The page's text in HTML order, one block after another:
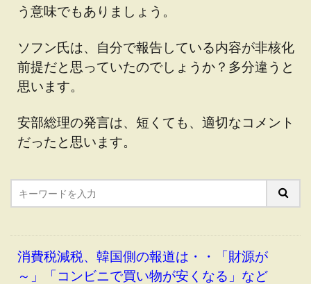
う意味でもありましょう。
ソフン氏は、自分で報告している内容が非核化
前提だと思っていたのでしょうか？多分違うと
思います。
安部総理の発言は、短くても、適切なコメント
だったと思います。
消費税減税、韓国側の報道は・・「財源が
～」「コンビニで買い物が安くなる」など